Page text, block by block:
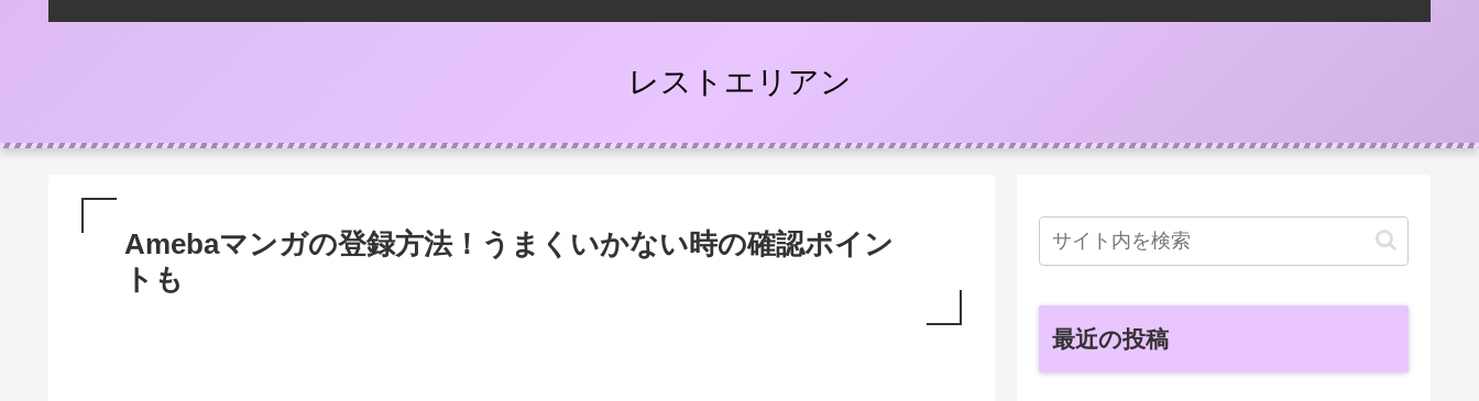
レストエリアン
Amebaマンガの登録方法！うまくいかない時の確認ポイン
トも
最近の投稿